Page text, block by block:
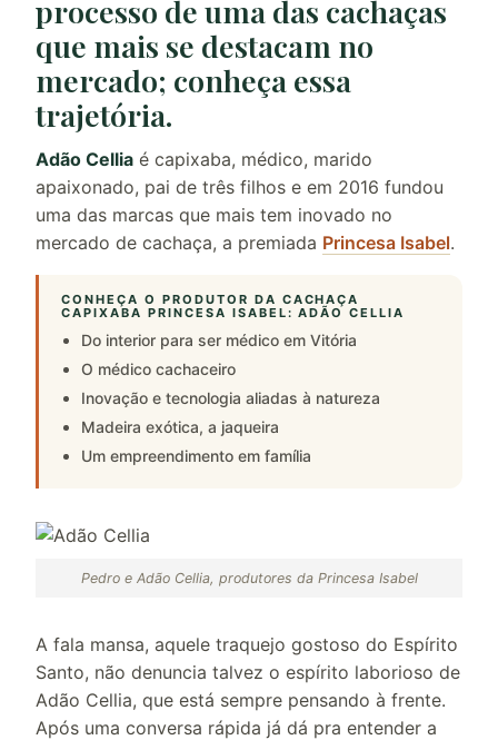
processo de uma das cachaças
que mais se destacam no
mercado; conheça essa
trajetória.
Adão Cellia é capixaba, médico, marido
apaixonado, pai de três filhos e em 2016 fundou
uma das marcas que mais tem inovado no
mercado de cachaça, a premiada Princesa Isabel.
CONHEÇA O PRODUTOR DA CACHAÇA
CAPIXABA PRINCESA ISABEL: ADÃO CELLIA
Do interior para ser médico em Vitória
O médico cachaceiro
Inovação e tecnologia aliadas à natureza
Madeira exótica, a jaqueira
Um empreendimento em família
Pedro e Adão Cellia, produtores da Princesa Isabel
A fala mansa, aquele traquejo gostoso do Espírito
Santo, não denuncia talvez o espírito laborioso de
Adão Cellia, que está sempre pensando à frente.
Após uma conversa rápida já dá pra entender a